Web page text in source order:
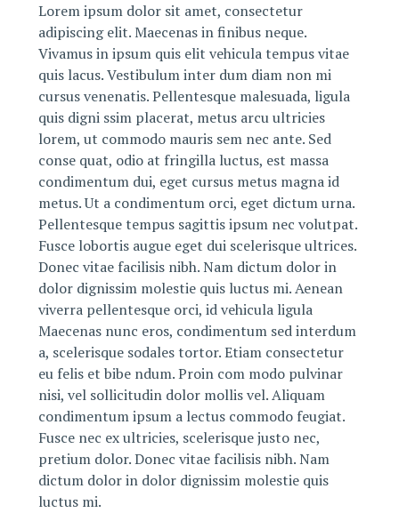
Lorem ipsum dolor sit amet, consectetur
adipiscing elit. Maecenas in finibus neque.
Vivamus in ipsum quis elit vehicula tempus vitae
quis lacus. Vestibulum inter dum diam non mi
cursus venenatis. Pellentesque malesuada, ligula
quis digni ssim placerat, metus arcu ultricies
lorem, ut commodo mauris sem nec ante. Sed
conse quat, odio at fringilla luctus, est massa
condimentum dui, eget cursus metus magna id
metus. Ut a condimentum orci, eget dictum urna.
Pellentesque tempus sagittis ipsum nec volutpat.
Fusce lobortis augue eget dui scelerisque ultrices.
Donec vitae facilisis nibh. Nam dictum dolor in
dolor dignissim molestie quis luctus mi. Aenean
viverra pellentesque orci, id vehicula ligula
Maecenas nunc eros, condimentum sed interdum
a, scelerisque sodales tortor. Etiam consectetur
eu felis et bibe ndum. Proin com modo pulvinar
nisi, vel sollicitudin dolor mollis vel. Aliquam
condimentum ipsum a lectus commodo feugiat.
Fusce nec ex ultricies, scelerisque justo nec,
pretium dolor. Donec vitae facilisis nibh. Nam
dictum dolor in dolor dignissim molestie quis
luctus mi.